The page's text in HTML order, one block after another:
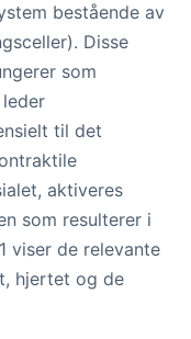
bestående av
Disse
som
til det
aktiveres
som resulterer i
viser de relevante
hjertet og de